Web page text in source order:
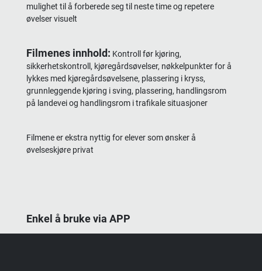
mulighet til å forberede seg til neste time og repetere
øvelser visuelt
Filmenes innhold: Kontroll før kjøring,
sikkerhetskontroll, kjøregårdsøvelser, nøkkelpunkter for å
lykkes med kjøregårdsøvelsene, plassering i kryss,
grunnleggende kjøring i sving, plassering, handlingsrom
på landevei og handlingsrom i trafikale situasjoner
Filmene er ekstra nyttig for elever som ønsker å
øvelseskjøre privat
Enkel å bruke via APP